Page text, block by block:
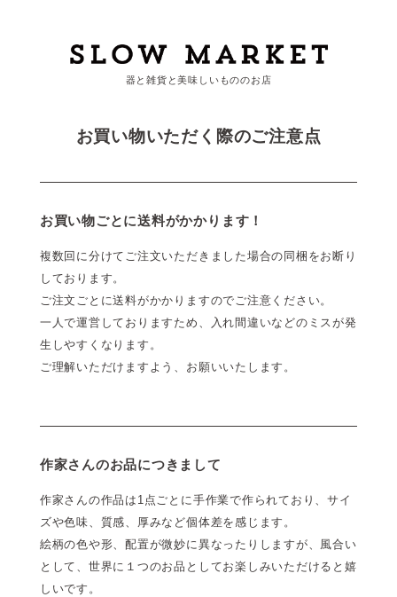
会員登録
ログイン
お問い合わせ
器と雑貨と美味しいもののお店
お買い物いただく際のご注意点
お買い物ごとに送料がかかります！
複数回に分けてご注文いただきました場合の同梱をお断り
しております。
ご注文ごとに送料がかかりますのでご注意ください。
一人で運営しておりますため、入れ間違いなどのミスが発
生しやすくなります。
ご理解いただけますよう、お願いいたします。
作家さんのお品につきまして
作家さんの作品は1点ごとに手作業で作られており、サイ
ズや色味、質感、厚みなど個体差を感じます。
絵柄の色や形、配置が微妙に異なったりしますが、風合い
として、世界に１つのお品としてお楽しみいただけると嬉
しいです。